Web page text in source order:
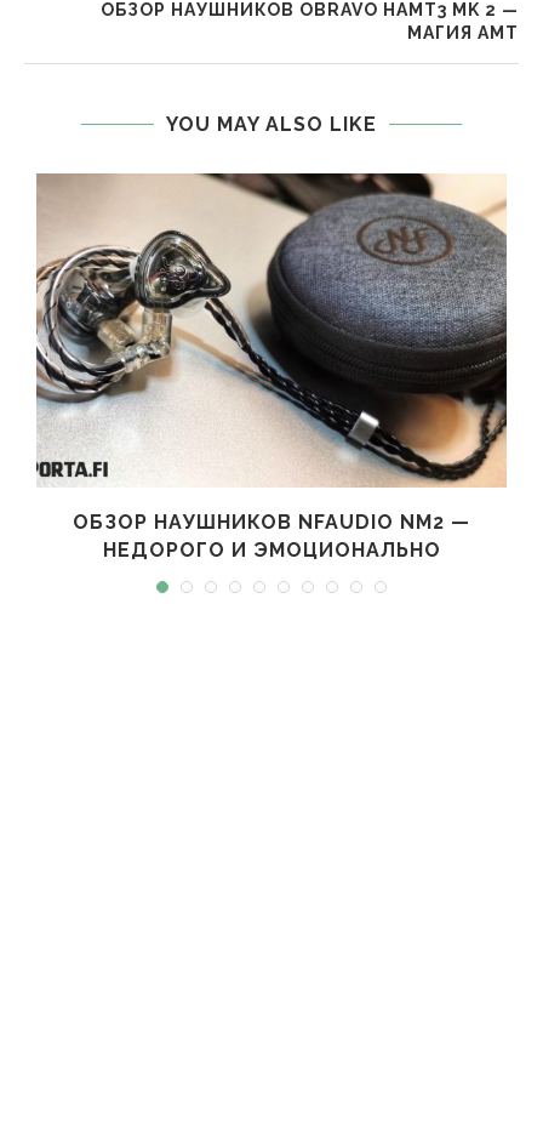
ОБЗОР НАУШНИКОВ OBRAVO HAMT3 MK 2 —
МАГИЯ AMT
YOU MAY ALSO LIKE
ОБЗОР НАУШНИКОВ NFAUDIO NM2 —
НЕДОРОГО И ЭМОЦИОНАЛЬНО